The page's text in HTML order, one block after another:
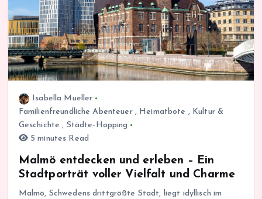
Isabella Mueller
Familienfreundliche Abenteuer, Heimatbote , Kultur &
Geschichte , Städte-Hopping
5 minutes Read
Malmö entdecken und erleben – Ein
Stadtporträt voller Vielfalt und Charme
Malmö, Schwedens drittgrößte Stadt, liegt idyllisch im